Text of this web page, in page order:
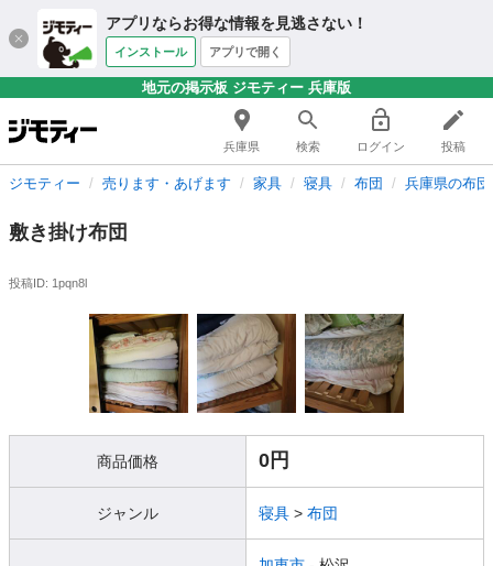
アプリならお得な情報を見逃さない！
インストール アプリで開く
地元の掲示板 ジモティー 兵庫版
兵庫県 検索 ログイン 投稿
ジモティー 売ります・あげます 家具 寝具 布団 兵庫県の布団
敷き掛け布団
投稿ID: 1pqn8l
商品価格 0円
ジャンル 寝具 > 布団